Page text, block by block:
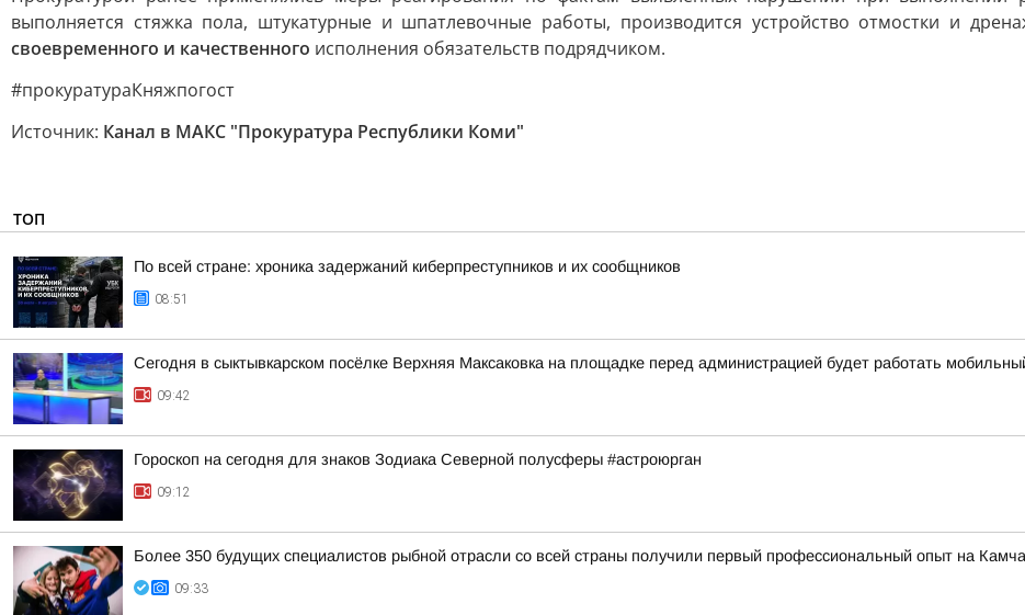
выполняется стяжка пола, штукатурные и шпатлевочные работы, производится устройство отмостки и
своевременного и качественного исполнения обязательств подрядчиком.
#прокуратураКняжпогост
Источник: Канал в МАКС "Прокуратура Республики Коми"
ТОП
По всей стране: хроника задержаний киберпреступников и их сообщников
08:51
Сегодня в сыктывкарском посёлке Верхняя Максаковка на площадке перед администрацией будет работать
09:42
Гороскоп на сегодня для знаков Зодиака Северной полусферы #астроюрган
09:12
Более 350 будущих специалистов рыбной отрасли со всей страны получили первый профессиональный опыт на
09:33